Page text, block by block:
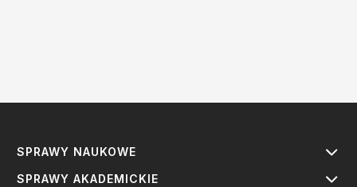
SPRAWY NAUKOWE
SPRAWY AKADEMICKIE